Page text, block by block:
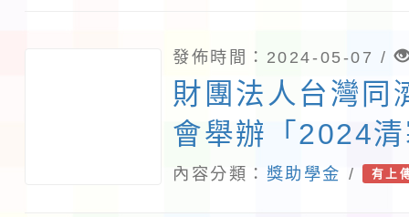
發佈時間：2024-05-07 /
財團法人台灣同
會舉辦「2024
金」
內容分類： 獎助學金 / 有上